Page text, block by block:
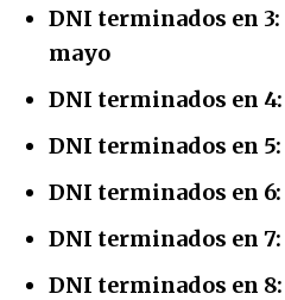
DNI terminados en 3:
mayo
DNI terminados en 4:
DNI terminados en 5:
DNI terminados en 6:
DNI terminados en 7:
DNI terminados en 8: